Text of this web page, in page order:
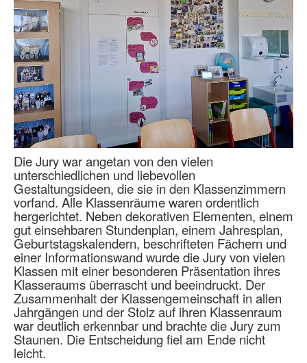
Die Jury war angetan von den vielen
unterschiedlichen und liebevollen
Gestaltungsideen, die sie in den Klassenzimmern
vorfand. Alle Klassenräume waren ordentlich
hergerichtet. Neben dekorativen Elementen, einem
gut einsehbaren Stundenplan, einem Jahresplan,
Geburtstagskalendern, beschrifteten Fächern und
einer Informationswand wurde die Jury von vielen
Klassen mit einer besonderen Präsentation ihres
Klasseraums überrascht und beeindruckt. Der
Zusammenhalt der Klassengemeinschaft in allen
Jahrgängen und der Stolz auf ihren Klassenraum
war deutlich erkennbar und brachte die Jury zum
Staunen. Die Entscheidung fiel am Ende nicht
leicht.